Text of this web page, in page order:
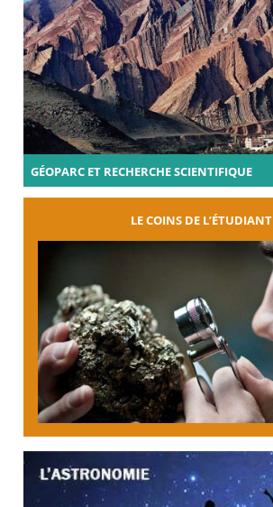
GÉOPARC ET RECHERCHE SCIENTIFIQUE
LE COINS DE L’ÉTUDIANT